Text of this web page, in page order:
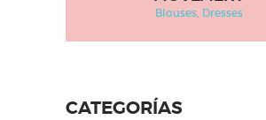
Blouses, Dresses
CATEGORÍAS